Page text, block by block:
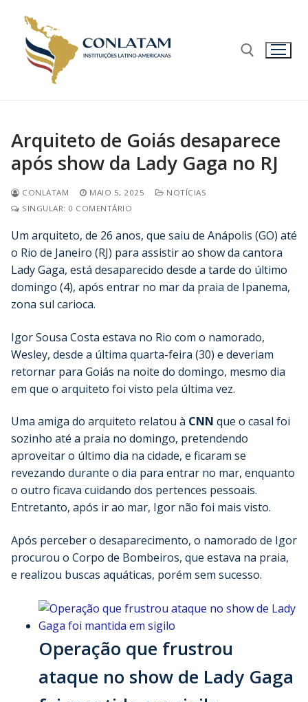
Arquiteto de Goiás desaparece
após show da Lady Gaga no RJ
CONLATAM MAIO 5, 2025
NOTÍCIAS
SINGULAR: 0 COMENTÁRIO
Um arquiteto, de 26 anos, que saiu de Anápolis (GO) até
o Rio de Janeiro (RJ) para assistir ao show da cantora
Lady Gaga, está desaparecido desde a tarde do último
domingo (4), após entrar no mar da praia de Ipanema,
zona sul carioca.
Igor Sousa Costa estava no Rio com o namorado,
Wesley, desde a última quarta-feira (30) e deveriam
retornar para Goiás na noite do domingo, mesmo dia
em que o arquiteto foi visto pela última vez.
Uma amiga do arquiteto relatou à CNN que o casal foi
sozinho até a praia no domingo, pretendendo
aproveitar o último dia na cidade, e ficaram se
revezando durante o dia para entrar no mar, enquanto
o outro ficava cuidando dos pertences pessoais.
Entretanto, após ir ao mar, Igor não foi mais visto.
Após perceber o desaparecimento, o namorado de Igor
procurou o Corpo de Bombeiros, que estava na praia,
e realizou buscas aquáticas, porém sem sucesso.
Operação que frustrou
ataque no show de Lady Gaga